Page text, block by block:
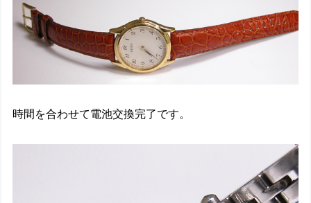
時間を合わせて電池交換完了です。